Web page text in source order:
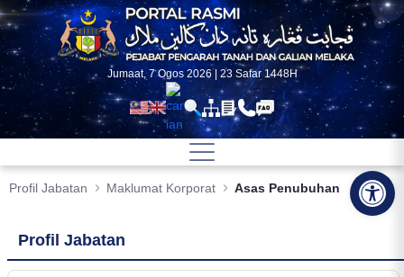
Skip to Main Content
Jumaat, 7 Ogos 2026 | 23 Safar 1448H
Profil Jabatan Maklumat Korporat Asas Penubuhan
Profil Jabatan